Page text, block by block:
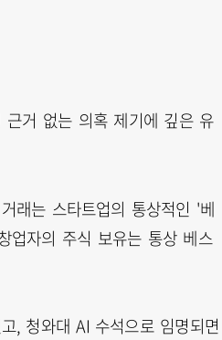
거 없는 의혹 제기에 깊은 유
래는 스타트업의 통상적인 '베
업자의 주식 보유는 통상 베스
, 청와대 AI 수석으로 임명되면